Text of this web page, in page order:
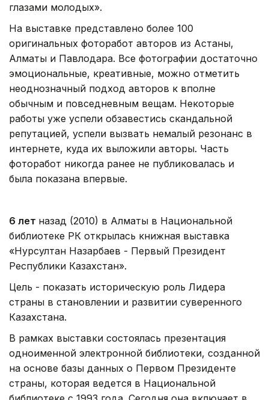
глазами молодых».
На выставке представлено более 100
оригинальных фоторабот авторов из Астаны,
Алматы и Павлодара. Все фотографии достаточно
эмоциональные, креативные, можно отметить
неоднозначный подход авторов к вполне
обычным и повседневным вещам. Некоторые
работы уже успели обзавестись скандальной
репутацией, успели вызвать немалый резонанс в
интернете, куда их выложили авторы. Часть
фоторабот никогда ранее не публиковалась и
была показана впервые.
6 лет назад (2010) в Алматы в Национальной
библиотеке РК открылась книжная выставка
«Нурсултан Назарбаев - Первый Президент
Республики Казахстан».
Цель - показать историческую роль Лидера
страны в становлении и развитии суверенного
Казахстана.
В рамках выставки состоялась презентация
одноименной электронной библиотеки, созданной
на основе базы данных о Первом Президенте
страны, которая ведется в Национальной